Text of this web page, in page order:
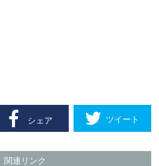
シェア ツイート
関連リンク